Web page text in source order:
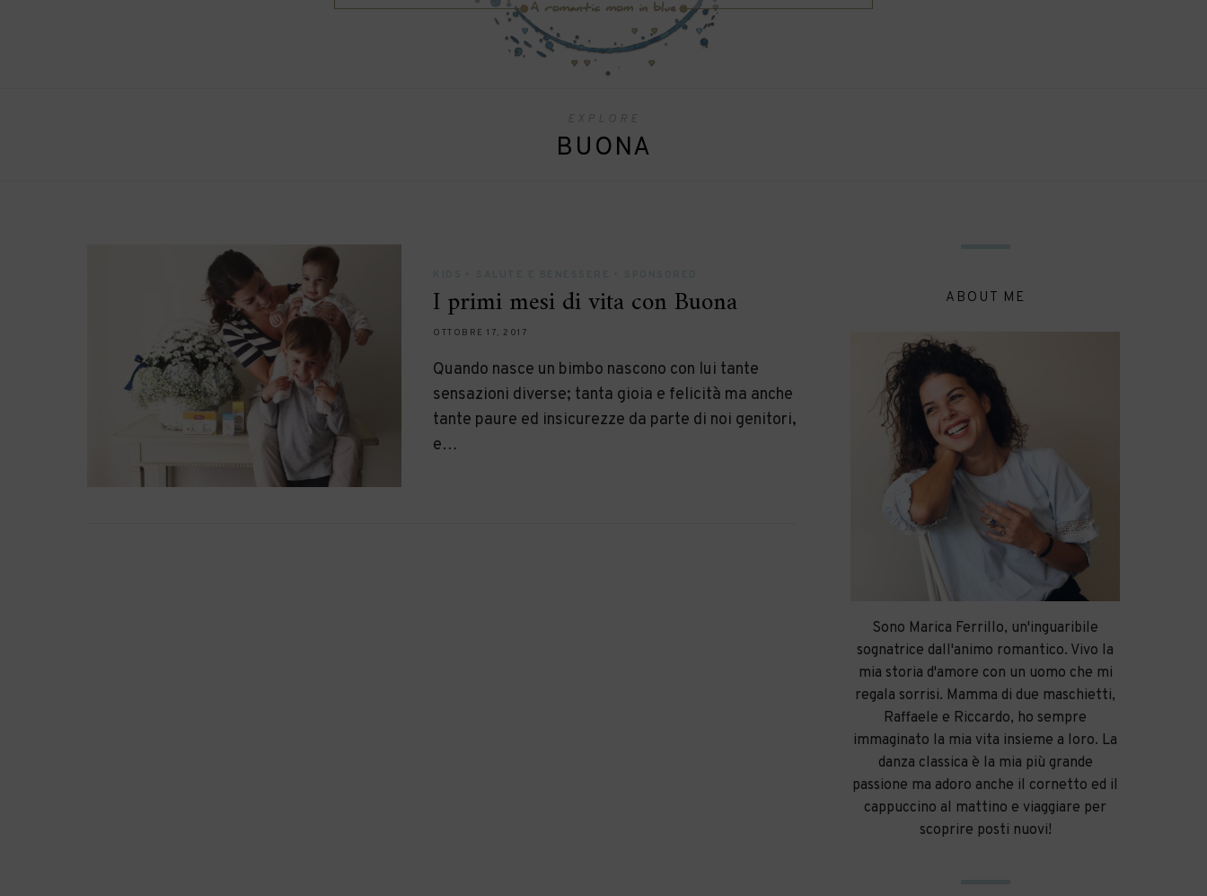
BUONA
I primi mesi di vita con Buona
OTTOBRE 17, 2017
Quando nasce un bimbo nascono con lui tante
sensazioni diverse; tanta gioia e felicità ma anche
tante paure ed insicurezze da parte di noi genitori,
e…
ABOUT ME
Sono Marica Ferrillo, un'inguaribile
sognatrice dall'animo romantico. Vivo la
mia storia d'amore con un uomo che mi
regala sorrisi. Mamma di due maschietti,
Raffaele e Riccardo, ho sempre
immaginato la mia vita insieme a loro. La
danza classica è la mia più grande
passione ma adoro anche il cornetto ed il
cappuccino al mattino e viaggiare per
scoprire posti nuovi!